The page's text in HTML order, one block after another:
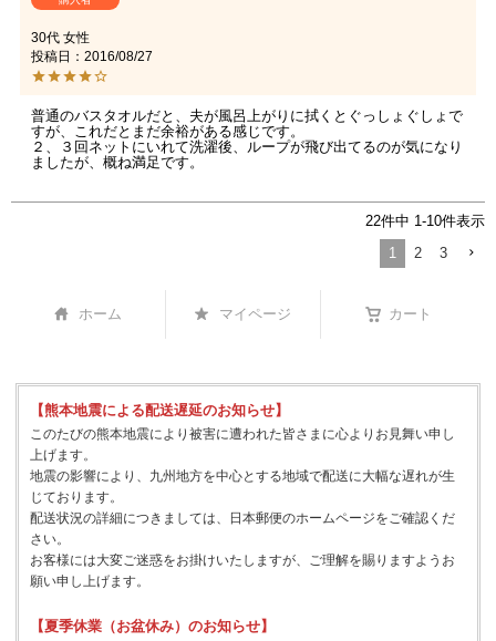
30代 女性
投稿日
2016/08/27
普通のバスタオルだと、夫が風呂上がりに拭くとぐっしょぐしょで
すが、これだとまだ余裕がある感じです。
２、３回ネットにいれて洗濯後、ループが飛び出てるのが気になり
ましたが、概ね満足です。
22件中 1-10件表示
1
2 3
ホーム マイページ カート
【熊本地震による配送遅延のお知らせ】
このたびの熊本地震により被害に遭われた皆さまに心よりお見舞い申し
上げます。
地震の影響により、九州地方を中心とする地域で配送に大幅な遅れが生
じております。
配送状況の詳細につきましては、日本郵便のホームページをご確認くだ
さい。
お客様には大変ご迷惑をお掛けいたしますが、ご理解を賜りますようお
願い申し上げます。
【夏季休業（お盆休み）のお知らせ】